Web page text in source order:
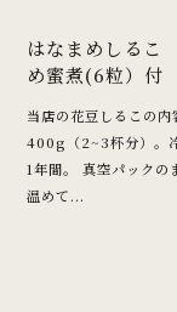
はなまめしるこ
め蜜煮(6粒）付
当店の花豆しるこの内
400g（2~3杯分）。
1年間。 真空パックの
温めて...